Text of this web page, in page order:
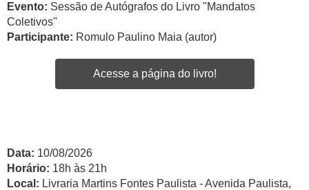
Evento: Sessão de Autógrafos do Livro "Mandatos
Coletivos"
Participante: Romulo Paulino Maia (autor)
Acesse a página do livro!
Data: 10/08/2026
Horário: 18h às 21h
Local: Livraria Martins Fontes Paulista - Avenida Paulista,